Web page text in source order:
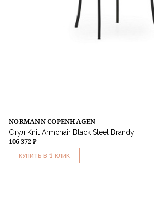
NORMANN COPENHAGEN
Стул Knit Armchair Black Steel Brandy
106 372 ₽
КУПИТЬ В 1 КЛИК